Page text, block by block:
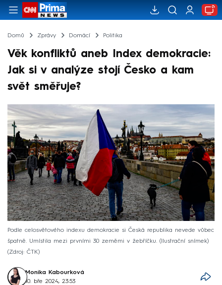
Domů Zprávy Domácí Politika
Věk konfliktů aneb Index demokracie:
Jak si v analýze stojí Česko a kam
svět směřuje?
Podle celosvětového indexu demokracie si Česká republika nevede vůbec
špatně. Umístila mezi prvními 30 zeměmi v žebříčku. (Ilustrační snímek)
Zdroj: ČTK
Monika Kabourková
10. bře 2024, 23:53